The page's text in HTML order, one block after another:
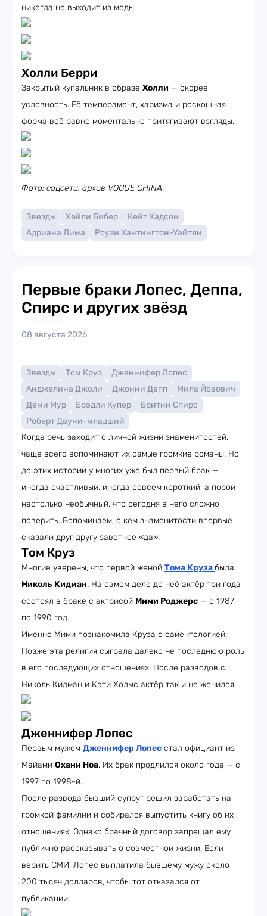
никогда не выходит из моды.
Холли Берри
Закрытый купальник в образе Холли — скорее
условность. Её темперамент, харизма и роскошная
форма всё равно моментально притягивают взгляды.
Фото: соцсети, архив VOGUE CHINA
Звезды Хейли Бибер
Кейт Хадсон
Адриана Лима
Роузи Хантингтон-Уайтли
Первые браки Лопес, Деппа,
Спирс и других звёзд
08 августа 2026
Звезды Том Круз
Дженнифер Лопес
Анджелина Джоли
Джонни Депп
Мила Йовович
Деми Мур
Брэдли Купер
Бритни Спирс
Роберт Дауни-младший
Когда речь заходит о личной жизни знаменитостей,
чаще всего вспоминают их самые громкие романы. Но
до этих историй у многих уже был первый брак —
иногда счастливый, иногда совсем короткий, а порой
настолько необычный, что сегодня в него сложно
поверить. Вспоминаем, с кем знаменитости впервые
сказали друг другу заветное «да».
Том Круз
Многие уверены, что первой женой Тома Круза была
Николь Кидман. На самом деле до неё актёр три года
состоял в браке с актрисой Мими Роджерс — с 1987
по 1990 год.
Именно Мими познакомила Круза с сайентологией.
Позже эта религия сыграла далеко не последнюю роль
в его последующих отношениях. После разводов с
Николь Кидман и Кэти Холмс актёр так и не женился.
Дженнифер Лопес
Первым мужем Дженнифер Лопес стал официант из
Майами Охани Ноа. Их брак продлился около года — с
1997 по 1998-й.
После развода бывший супруг решил заработать на
громкой фамилии и собирался выпустить книгу об их
отношениях. Однако брачный договор запрещал ему
публично рассказывать о совместной жизни. Если
верить СМИ, Лопес выплатила бывшему мужу около
200 тысяч долларов, чтобы тот отказался от
публикации.